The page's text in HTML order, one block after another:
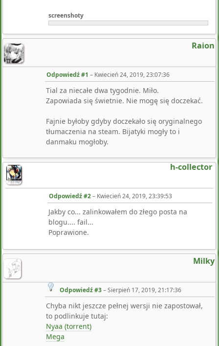
screenshoty
Raion
Odpowiedź #1 – Kwiecień 24, 2019, 23:07:36
Tial za niecałe dwa tygodnie. Miło.
Zapowiada się świetnie. Nie mogę się doczekać.
Fajnie byłoby gdyby doczekało się oryginalnego
tłumaczenia na steam. Bijatyki mogły to i
danmaku mogłoby.
h-collector
Odpowiedź #2– Kwiecień 24, 2019, 23:39:53
Jakby co... zalinkowałem do złego posta na
blogu.... fail...
Poprawione.
Milky
Odpowiedź #3–Sierpień 17, 2019, 21:17:36
Chyba nikt jeszcze pełnej wersji nie zapostował,
to podlinkuje tutaj:
Nyaa (torrent)
Mega